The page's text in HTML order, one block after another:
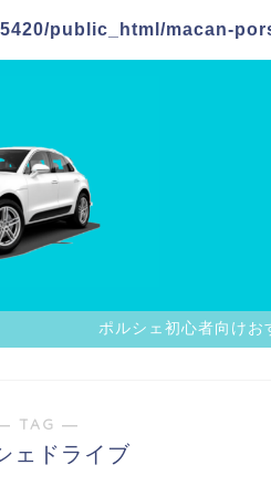
public_html/macan-
ポルシェ初心者向けお
TAG ―
ェドライブ